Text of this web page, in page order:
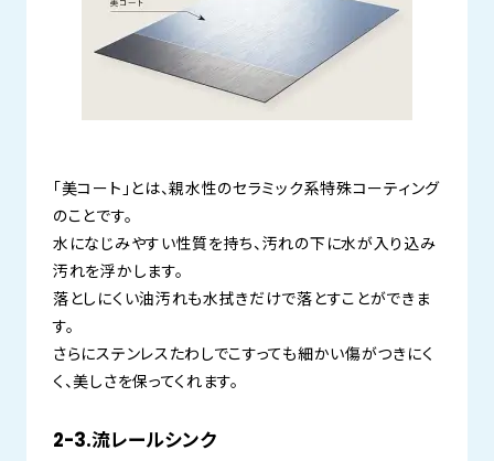
「美コート」とは、親水性のセラミック系特殊コーティング
のことです。
水になじみやすい性質を持ち、汚れの下に水が入り込み
汚れを浮かします。
落としにくい油汚れも水拭きだけで落とすことができま
す。
さらにステンレスたわしでこすっても細かい傷がつきにく
く、美しさを保ってくれます。
2-3.流レールシンク